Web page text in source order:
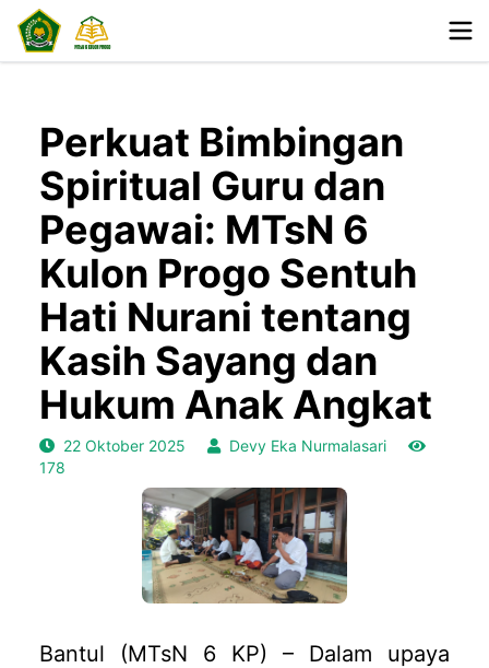
Perkuat Bimbingan
Spiritual Guru dan
Pegawai: MTsN 6
Kulon Progo Sentuh
Hati Nurani tentang
Kasih Sayang dan
Hukum Anak Angkat
22 Oktober 2025
Devy Eka Nurmalasari
178
Bantul (MTsN 6 KP) – Dalam upaya